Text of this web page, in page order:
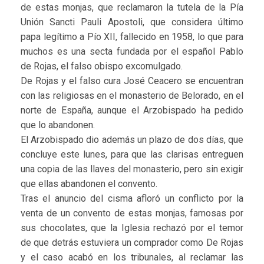
de estas monjas, que reclamaron la tutela de la Pía
Unión Sancti Pauli Apostoli, que considera último
papa legítimo a Pío XII, fallecido en 1958, lo que para
muchos es una secta fundada por el español Pablo
de Rojas, el falso obispo excomulgado.
De Rojas y el falso cura José Ceacero se encuentran
con las religiosas en el monasterio de Belorado, en el
norte de España, aunque el Arzobispado ha pedido
que lo abandonen.
El Arzobispado dio además un plazo de dos días, que
concluye este lunes, para que las clarisas entreguen
una copia de las llaves del monasterio, pero sin exigir
que ellas abandonen el convento.
Tras el anuncio del cisma afloró un conflicto por la
venta de un convento de estas monjas, famosas por
sus chocolates, que la Iglesia rechazó por el temor
de que detrás estuviera un comprador como De Rojas
y el caso acabó en los tribunales, al reclamar las